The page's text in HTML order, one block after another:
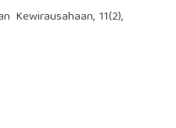
Kewirausahaan, 11(2),